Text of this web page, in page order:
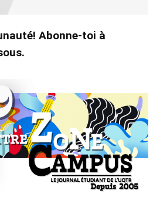
Abonne-toi à